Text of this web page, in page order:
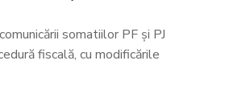
somatiilor PF și PJ
fiscală, cu modificările